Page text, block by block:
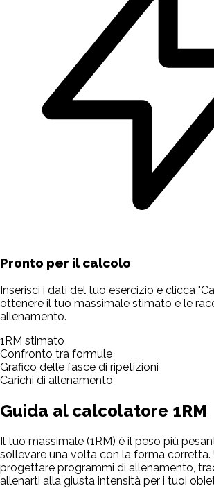
Pronto per il calcolo
Inserisci i dati del tuo esercizio e clicca
ottenere il tuo massimale stimato e le
allenamento.
1RM stimato
Confronto tra formule
Grafico delle fasce di ripetizioni
Carichi di allenamento
Guida al calcolatore 1RM
Il tuo massimale (1RM) è il peso più
sollevare una volta con la forma corretta.
progettare programmi di allenamento,
allenarti alla giusta intensità per i tuoi